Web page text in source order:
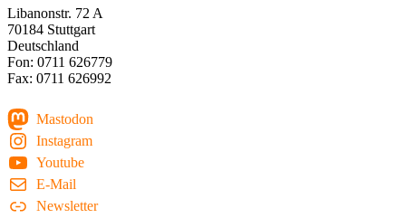
Libanonstr. 72 A
70184 Stuttgart
Deutschland
Fon: 0711 626779
Fax: 0711 626992
Mastodon
Instagram
Youtube
E-Mail
Newsletter